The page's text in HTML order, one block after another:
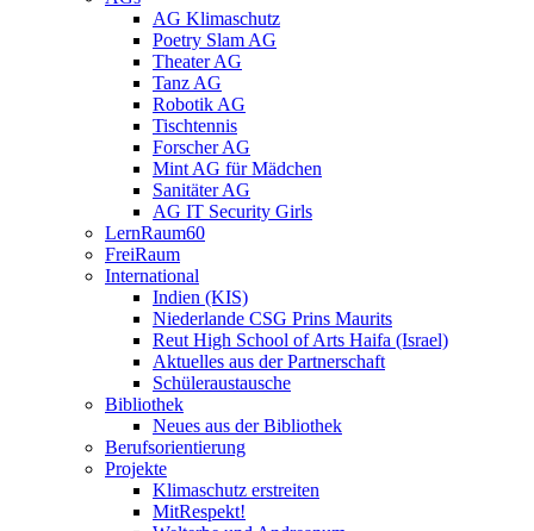
AG Klimaschutz
Poetry Slam AG
Theater AG
Tanz AG
Robotik AG
Tischtennis
Forscher AG
Mint AG für Mädchen
Sanitäter AG
AG IT Security Girls
LernRaum60
FreiRaum
International
Indien (KIS)
Niederlande CSG Prins Maurits
Reut High School of Arts Haifa (Israel)
Aktuelles aus der Partnerschaft
Schüleraustausche
Bibliothek
Neues aus der Bibliothek
Berufsorientierung
Projekte
Klimaschutz erstreiten
MitRespekt!